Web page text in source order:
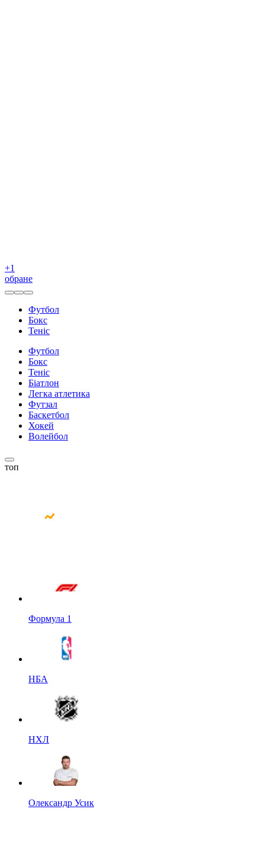
+1
обране
Футбол
Бокс
Теніс
Футбол
Бокс
Теніс
Біатлон
Легка атлетика
Футзал
Баскетбол
Хокей
Волейбол
топ
Формула 1
НБА
НХЛ
Олександр Усик